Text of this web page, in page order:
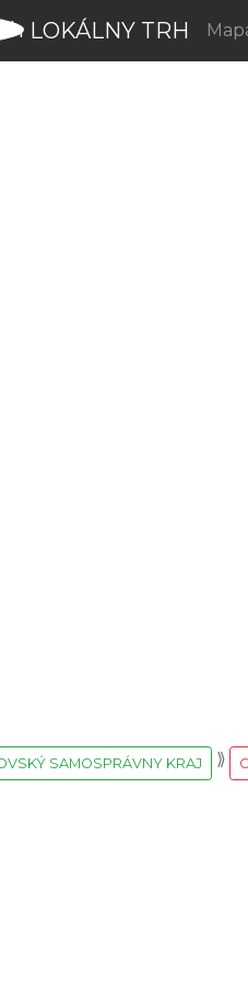
LOKÁLNY TRH
SAMOSPRÁVNY KRAJ